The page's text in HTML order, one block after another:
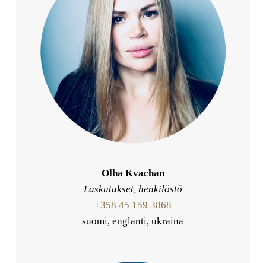
Olha Kvachan
Laskutukset, henkilöstö
+358 45 159 3868
suomi, englanti, ukraina